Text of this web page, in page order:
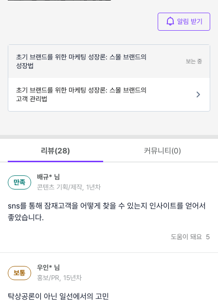
알림 받기
초기 브랜드를 위한 마케팅 성장론: 스몰 브랜드의
성장법
보는 중
초기 브랜드를 위한 마케팅 성장론: 스몰 브랜드의
고객 관리법
리뷰(28) 커뮤니티(0)
만족
배규* 님
콘텐츠 기획/제작, 1년차
sns를 통해 잠재고객을 어떻게 찾을 수 있는지 인사이트를 얻어서
좋았습니다.
도움이 돼요 5
보통
우인* 님
홍보/PR, 15년차
탁상공론이 아닌 일선에서의 고민